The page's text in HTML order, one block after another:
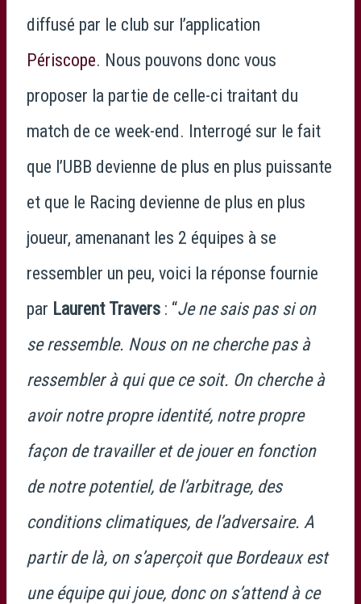
diffusé par le club sur l’application
Périscope. Nous pouvons donc vous
proposer la partie de celle-ci traitant du
match de ce week-end. Interrogé sur le fait
que l’UBB devienne de plus en plus puissante
et que le Racing devienne de plus en plus
joueur, amenanant les 2 équipes à se
ressembler un peu, voici la réponse fournie
par Laurent Travers : “Je ne sais pas si on
se ressemble. Nous on ne cherche pas à
ressembler à qui que ce soit. On cherche à
avoir notre propre identité, notre propre
façon de travailler et de jouer en fonction
de notre potentiel, de l’arbitrage, des
conditions climatiques, de l’adversaire. A
partir de là, on s’aperçoit que Bordeaux est
une équipe qui joue, donc on s’attend à ce